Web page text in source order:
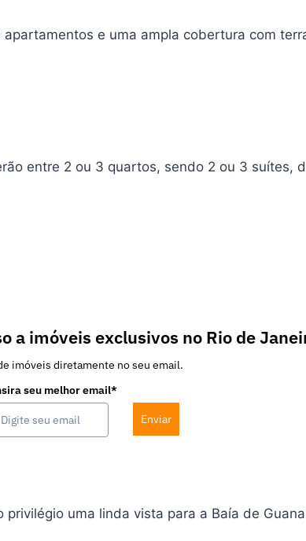
e uma ampla cobertura com
entre 2 ou 3 quartos, sendo 2 ou 3 suítes,
a imóveis exclusivos no Rio de
imóveis diretamente no seu email.
seu melhor email*
Enviar
uma linda vista para a Baía de